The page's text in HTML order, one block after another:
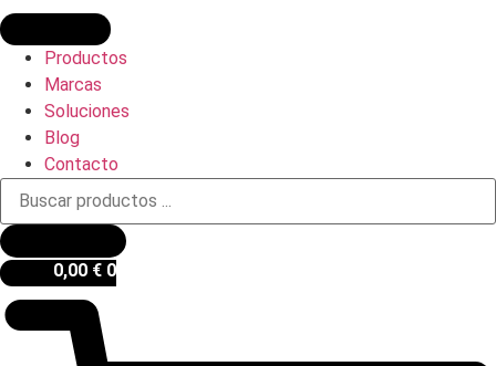
Productos
Marcas
Soluciones
Blog
Contacto
Búsqueda
productos
0,00 € 0